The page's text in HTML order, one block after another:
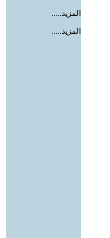
المزيد.....
المزيد.....